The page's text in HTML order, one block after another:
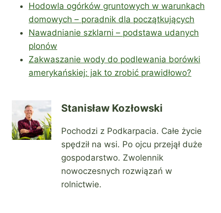
Hodowla ogórków gruntowych w warunkach
domowych – poradnik dla początkujących
Nawadnianie szklarni – podstawa udanych
plonów
Zakwaszanie wody do podlewania borówki
amerykańskiej: jak to zrobić prawidłowo?
Stanisław Kozłowski
Pochodzi z Podkarpacia. Całe życie
spędził na wsi. Po ojcu przejął duże
gospodarstwo. Zwolennik
nowoczesnych rozwiązań w
rolnictwie.